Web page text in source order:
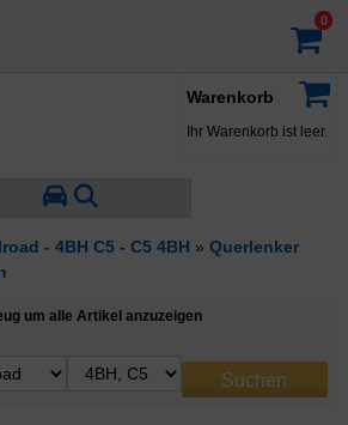
Warenkorb
Ihr Warenkorb ist leer.
- 4BH C5 - C5 4BH » Querlenker
um alle Artikel anzuzeigen